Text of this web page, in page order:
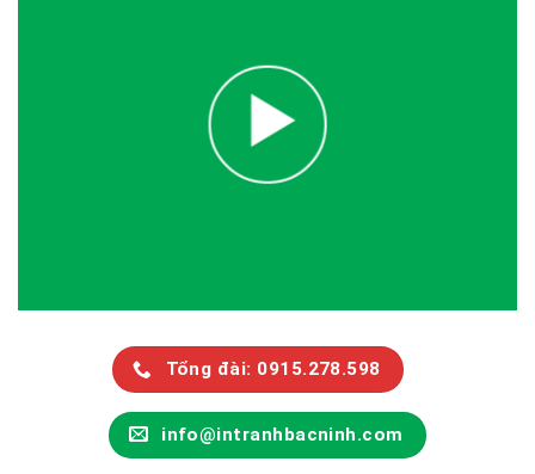
Tổng đài: 0915.278.598
info@intranhbacninh.com